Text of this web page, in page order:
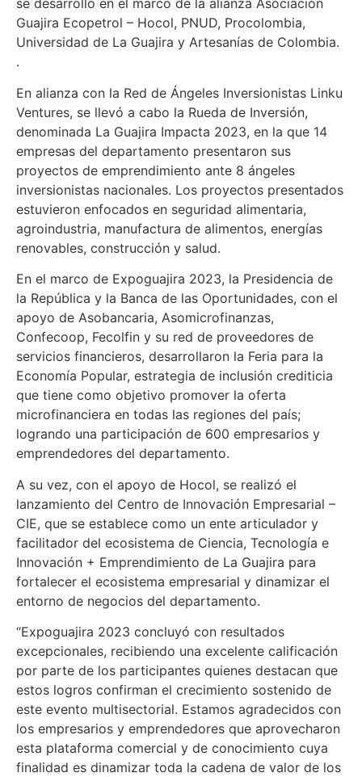
se desarrolló en el marco de la alianza Asociación
Guajira Ecopetrol – Hocol, PNUD, Procolombia,
Universidad de La Guajira y Artesanías de Colombia.
.
En alianza con la Red de Ángeles Inversionistas Linku
Ventures, se llevó a cabo la Rueda de Inversión,
denominada La Guajira Impacta 2023, en la que 14
empresas del departamento presentaron sus
proyectos de emprendimiento ante 8 ángeles
inversionistas nacionales. Los proyectos presentados
estuvieron enfocados en seguridad alimentaria,
agroindustria, manufactura de alimentos, energías
renovables, construcción y salud.
En el marco de Expoguajira 2023, la Presidencia de
la República y la Banca de las Oportunidades, con el
apoyo de Asobancaria, Asomicrofinanzas,
Confecoop, Fecolfin y su red de proveedores de
servicios financieros, desarrollaron la Feria para la
Economía Popular, estrategia de inclusión crediticia
que tiene como objetivo promover la oferta
microfinanciera en todas las regiones del país;
logrando una participación de 600 empresarios y
emprendedores del departamento.
A su vez, con el apoyo de Hocol, se realizó el
lanzamiento del Centro de Innovación Empresarial –
CIE, que se establece como un ente articulador y
facilitador del ecosistema de Ciencia, Tecnología e
Innovación + Emprendimiento de La Guajira para
fortalecer el ecosistema empresarial y dinamizar el
entorno de negocios del departamento.
“Expoguajira 2023 concluyó con resultados
excepcionales, recibiendo una excelente calificación
por parte de los participantes quienes destacan que
estos logros confirman el crecimiento sostenido de
este evento multisectorial. Estamos agradecidos con
los empresarios y emprendedores que aprovecharon
esta plataforma comercial y de conocimiento cuya
finalidad es dinamizar toda la cadena de valor de los